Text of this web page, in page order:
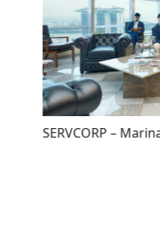
SERVCORP –